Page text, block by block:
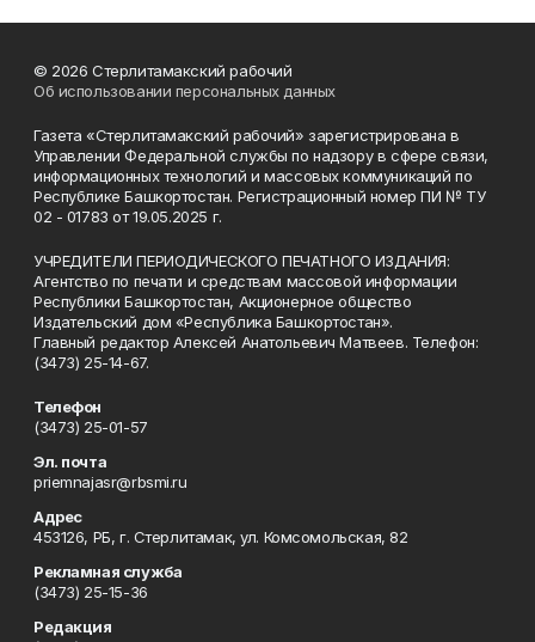
© 2026 Стерлитамакский рабочий
Об использовании персональных данных
Газета «Стерлитамакский рабочий» зарегистрирована в
Управлении Федеральной службы по надзору в сфере связи,
информационных технологий и массовых коммуникаций по
Республике Башкортостан. Регистрационный номер ПИ № ТУ
02 - 01783 от 19.05.2025 г.
УЧРЕДИТЕЛИ ПЕРИОДИЧЕСКОГО ПЕЧАТНОГО ИЗДАНИЯ:
Агентство по печати и средствам массовой информации
Республики Башкортостан, Акционерное общество
Издательский дом «Республика Башкортостан».
Главный редактор Алексей Анатольевич Матвеев. Телефон:
(3473) 25-14-67.
Телефон
(3473) 25-01-57
Эл. почта
priemnajasr@rbsmi.ru
Адрес
453126, РБ, г. Стерлитамак, ул. Комсомольская, 82
Рекламная служба
(3473) 25-15-36
Редакция